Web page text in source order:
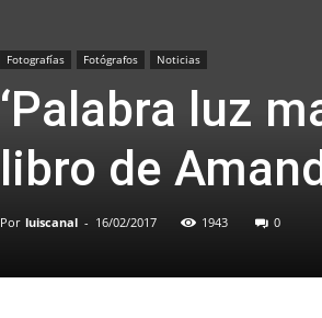
Fotografías Fotógrafos Noticias
‘Palabra luz
libro de
Por luiscanal - 16/02/2017 1943 0